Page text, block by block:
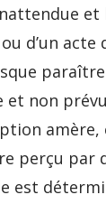
d’un
non
perçu par
est